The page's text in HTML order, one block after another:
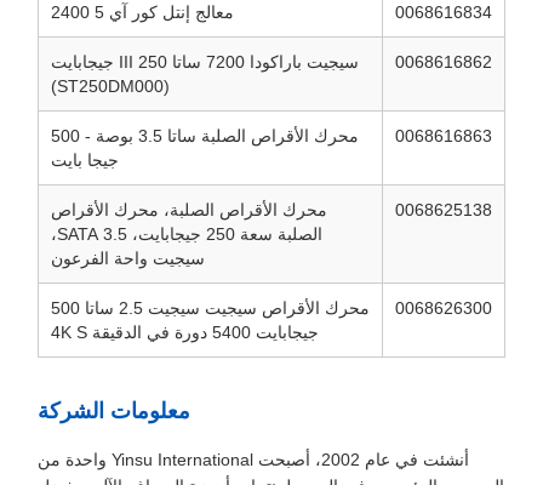
0068616834 معالج إنتل كور آي 5 2400
0068616862
سيجيت باراكودا 7200 ساتا III 250 جيجابايت
(ST250DM000)
0068616863
محرك الأقراص الصلبة ساتا 3.5 بوصة - 500
جيجا بايت
0068625138
محرك الأقراص الصلبة، محرك الأقراص
الصلبة سعة 250 جيجابايت، 3.5 SATA،
سيجيت واحة الفرعون
0068626300
محرك الأقراص سيجيت سيجيت 2.5 ساتا 500
جيجابايت 5400 دورة في الدقيقة 4K S
معلومات الشركة
أنشئت في عام 2002، أصبحت Yinsu International واحدة من